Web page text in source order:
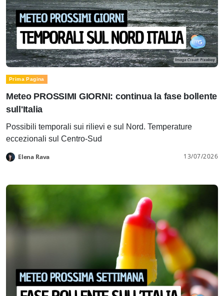
Prima Pagina
Meteo PROSSIMI GIORNI: continua la fase bollente
sull'Italia
Possibili temporali sui rilievi e sul Nord. Temperature
eccezionali sul Centro-Sud
Elena Rava 13/07/2026